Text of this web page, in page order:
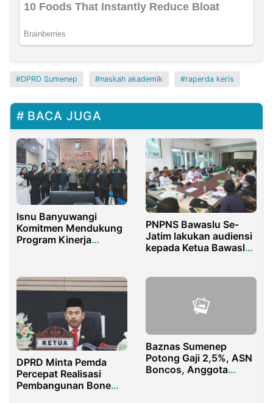
DPRD Sumenep naskah akademik raperda keris
BACA JUGA
Isnu Banyuwangi
Komitmen Mendukung
Program Kinerja
Penertipan Peredaran
Miras
PNPNS Bawaslu Se-
Jatim lakukan audiensi
kepada Ketua Bawaslu
DPRD Minta Pemda
Percepat Realisasi
Pembangunan Bone
Baznas Sumenep
Potong Gaji 2,5%, ASN
Boncos, Anggota